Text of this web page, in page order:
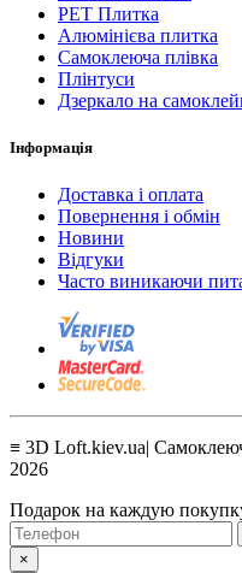
PET Плитка
Алюмінієва плитка
Самоклеюча плівка
Плінтуси
Дзеркало на
Інформація
Доставка і оплата
Повернення і обмін
Новини
Відгуки
Часто виникаючи
≡ 3D Loft.kiev.ua|
2026
Подарок на каждую
×